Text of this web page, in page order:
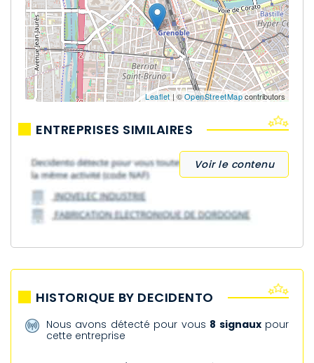
Leaflet | ©OpenStreetMapcontributors
ENTREPRISES SIMILAIRES
Voir le contenu
HISTORIQUE BY DECIDENTO
Nous avons détecté pour vous 8 signauxpour
cette entreprise